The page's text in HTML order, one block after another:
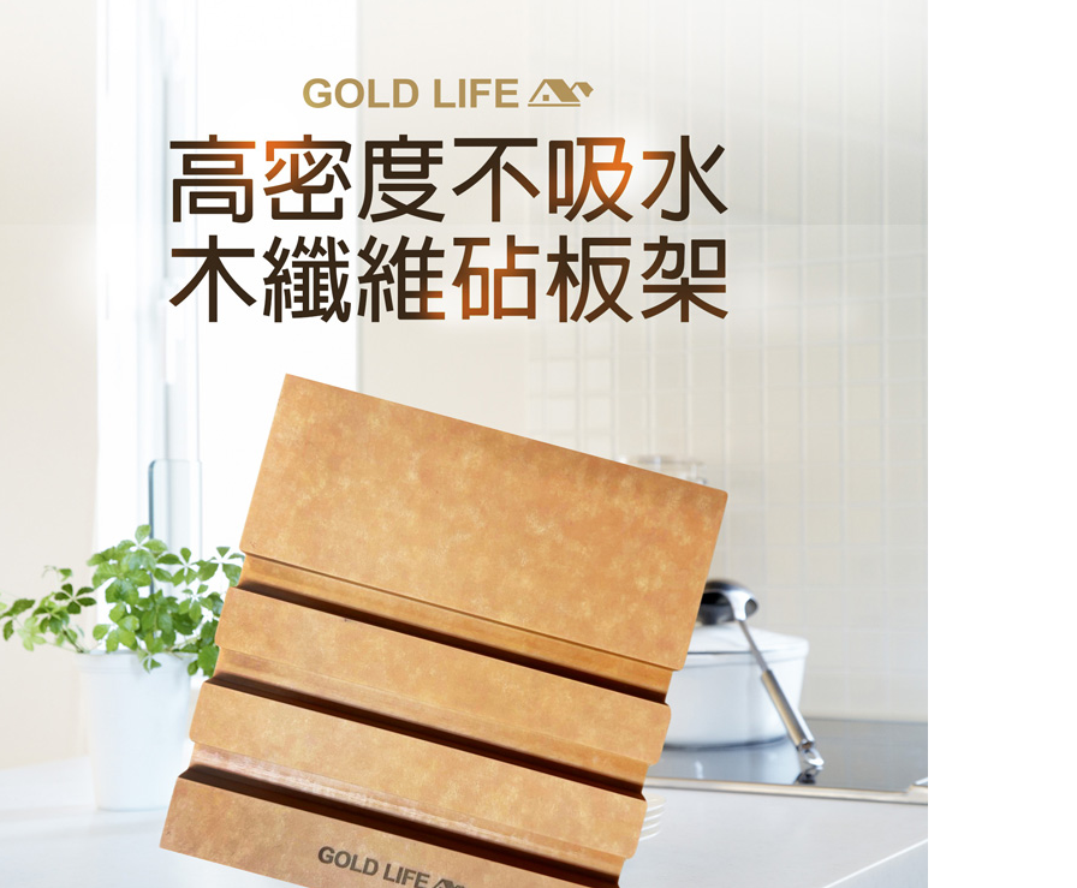
每筆NT$60，滿NT$899(含以上)免運費
貨運宅配
每筆NT$150，滿NT$899(含以上)免運費
離島/件,超另計
每筆NT$350
週二早上8:30前完成訂購之訂單週四自取